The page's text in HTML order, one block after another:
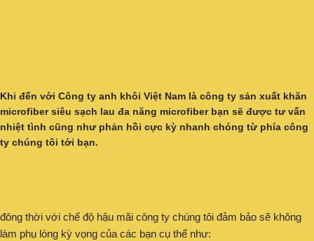
Khi đến với Công ty anh khôi Việt Nam là công ty sản xuất khăn
microfiber siêu sạch lau đa năng microfiber bạn sẽ được tư vấn
nhiệt tình cũng như phản hồi cực kỳ nhanh chóng từ phía công
ty chúng tôi tới bạn.
đông thời với chế độ hậu mãi công ty chúng tôi đảm bảo sẽ không
làm phụ lòng kỳ vọng của các bạn cụ thể như: